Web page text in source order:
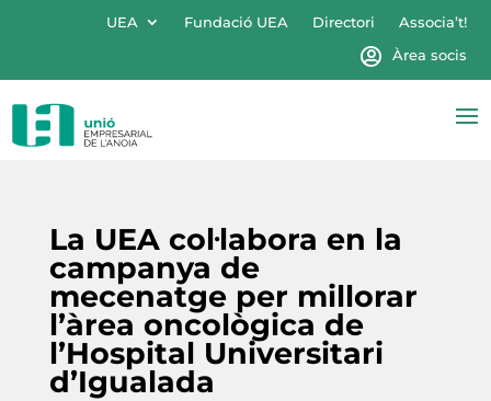
UEA Fundació UEA Directori
Associa’t!
Àrea socis
La UEA col·labora en la
campanya de
mecenatge per millorar
l’àrea oncològica de
l’Hospital Universitari
d’Igualada